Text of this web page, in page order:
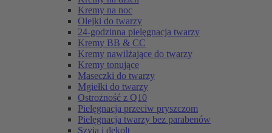
Kremy na noc
Olejki do twarzy
24-godzinna pielęgnacja twarzy
Kremy BB & CC
Kremy nawilżające do twarzy
Kremy tonujące
Maseczki do twarzy
Mgiełki do twarzy
Ostrożność z Q10
Pielęgnacja przeciw pryszczom
Pielęgnacja twarzy bez parabenów
Szyja i dekolt